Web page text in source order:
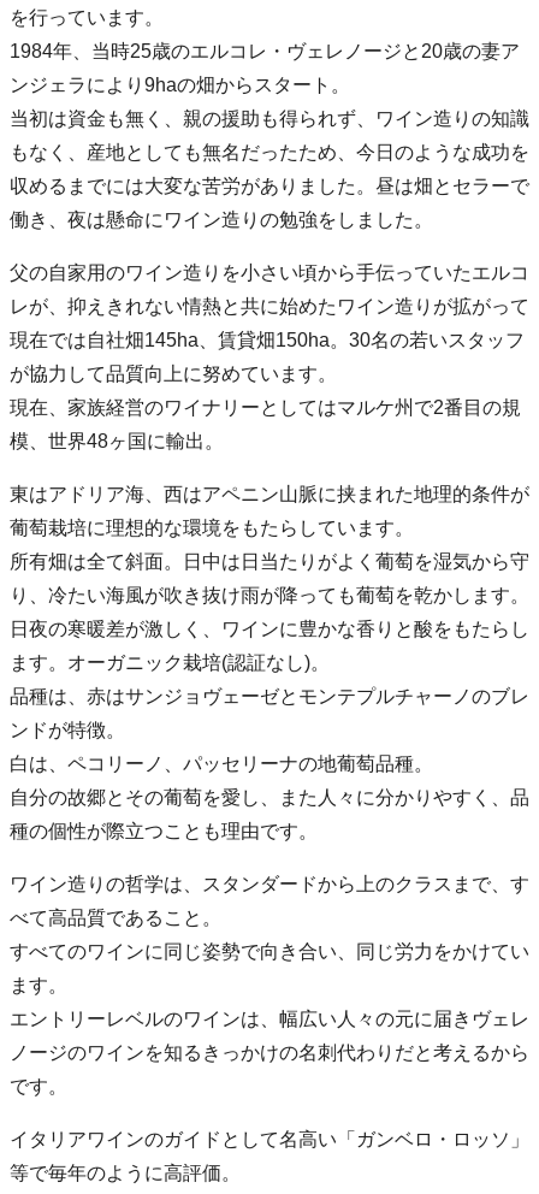
を行っています。
1984年、当時25歳のエルコレ・ヴェレノージと20歳の妻ア
ンジェラにより9haの畑からスタート。
当初は資金も無く、親の援助も得られず、ワイン造りの知識
もなく、産地としても無名だったため、今日のような成功を
収めるまでには大変な苦労がありました。昼は畑とセラーで
働き、夜は懸命にワイン造りの勉強をしました。
父の自家用のワイン造りを小さい頃から手伝っていたエルコ
レが、抑えきれない情熱と共に始めたワイン造りが拡がって
現在では自社畑145ha、賃貸畑150ha。30名の若いスタッフ
が協力して品質向上に努めています。
現在、家族経営のワイナリーとしてはマルケ州で2番目の規
模、世界48ヶ国に輸出。
東はアドリア海、西はアペニン山脈に挟まれた地理的条件が
葡萄栽培に理想的な環境をもたらしています。
所有畑は全て斜面。日中は日当たりがよく葡萄を湿気から守
り、冷たい海風が吹き抜け雨が降っても葡萄を乾かします。
日夜の寒暖差が激しく、ワインに豊かな香りと酸をもたらし
ます。オーガニック栽培(認証なし)。
品種は、赤はサンジョヴェーゼとモンテプルチャーノのブレ
ンドが特徴。
白は、ペコリーノ、パッセリーナの地葡萄品種。
自分の故郷とその葡萄を愛し、また人々に分かりやすく、品
種の個性が際立つことも理由です。
ワイン造りの哲学は、スタンダードから上のクラスまで、す
べて高品質であること。
すべてのワインに同じ姿勢で向き合い、同じ労力をかけてい
ます。
エントリーレベルのワインは、幅広い人々の元に届きヴェレ
ノージのワインを知るきっかけの名刺代わりだと考えるから
です。
イタリアワインのガイドとして名高い「ガンベロ・ロッソ」
等で毎年のように高評価。